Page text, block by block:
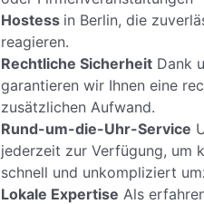
Hostess in Berlin, die
reagieren.
Rechtliche Sicherheit Dank
garantieren wir Ihnen eine
zusätzlichen Aufwand.
Rund-um-die-Uhr-Service
jederzeit zur Verfügung, um
schnell und unkompliziert
Lokale Expertise Als